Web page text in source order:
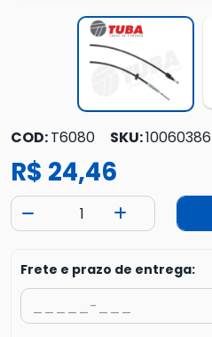
COD:T6080 SKU:10060386
R$ 24,46
Frete e prazo de entrega: